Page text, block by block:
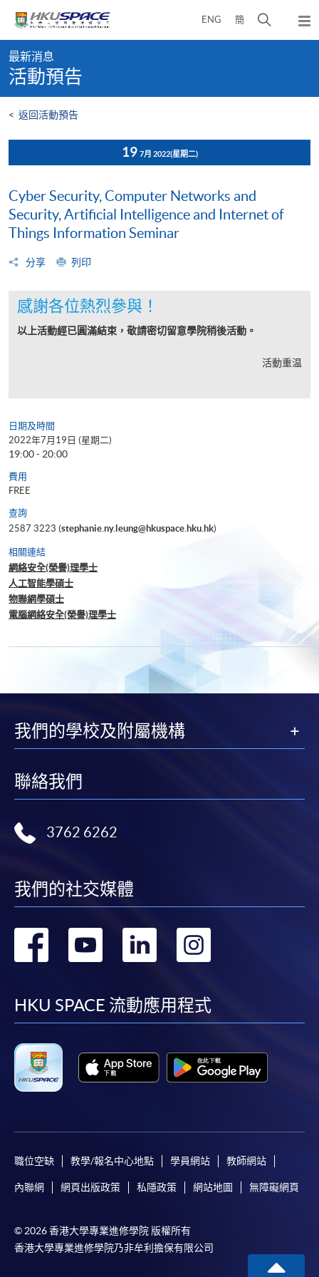
content
ENG 簡
開
彈
出
content
start
最新消息
活動預告
< 返回活動預告
19 7月 2022(星期二)
Cyber Security, Computer Networks and
Security, Artificial Intelligence and Internet of
Things Information Seminar
分享 列印
感謝各位熱烈參與！
以上活動經已圓滿結束，敬請密切留意學院稍後活動。
活動重温
日期及時間
2022年7月19日 (星期二)
19:00 - 20:00
費用
FREE
查詢
2587 3223 (stephanie.ny.leung@hkuspace.hku.hk)
相關連結
網絡安全(榮譽)理學士
人工智能學碩士
物聯網學碩士
電腦網絡安全(榮譽)理學士
我們的學校及附屬機構
聯絡我們
3762 6262
我們的社交媒體
轉
facebook
轉
youtube
轉
linkedin
轉
HKU SPACE 流動應用程式
職位空缺 教學/報名中心地點 學員網站 教師網站
內聯網 網頁出版政策 私隱政策 網站地圖 無障礙網頁
© 2026 香港大學專業進修學院 版權所有
香港大學專業進修學院乃非牟利擔保有限公司